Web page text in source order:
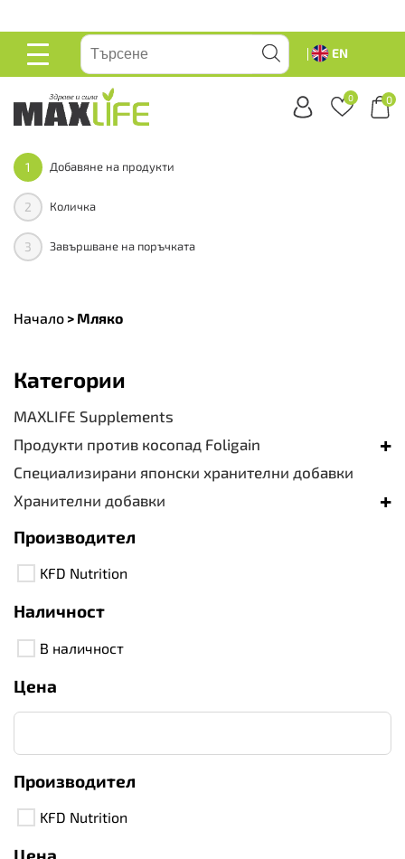
ОСНОВНО
EN
0 0
1 Добавяне на продукти
2 Количка
3 Завършване на поръчката
Начало > Мляко
Категории
MAXLIFE Supplements
Продукти против косопад Foligain
+
Специализирани японски хранителни добавки
Хранителни добавки
+
Производител
KFD Nutrition
Наличност
В наличност
Цена
Производител
KFD Nutrition